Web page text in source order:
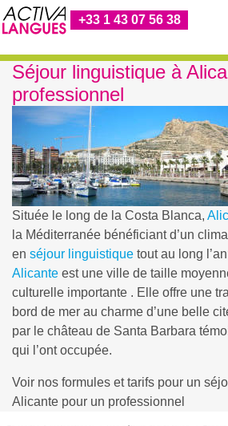
+33 1 43 07 56 38
Séjour linguistique à
professionnel
Située le long de la Costa Blanca,
la Méditerranée bénéficiant d’un
en séjour linguistique tout au long
Alicante est une ville de taille
culturelle importante . Elle offre une
bord de mer au charme d’une belle
par le château de Santa Barbara
qui l’ont occupée.
Voir nos formules et tarifs pour un
Alicante pour un professionnel